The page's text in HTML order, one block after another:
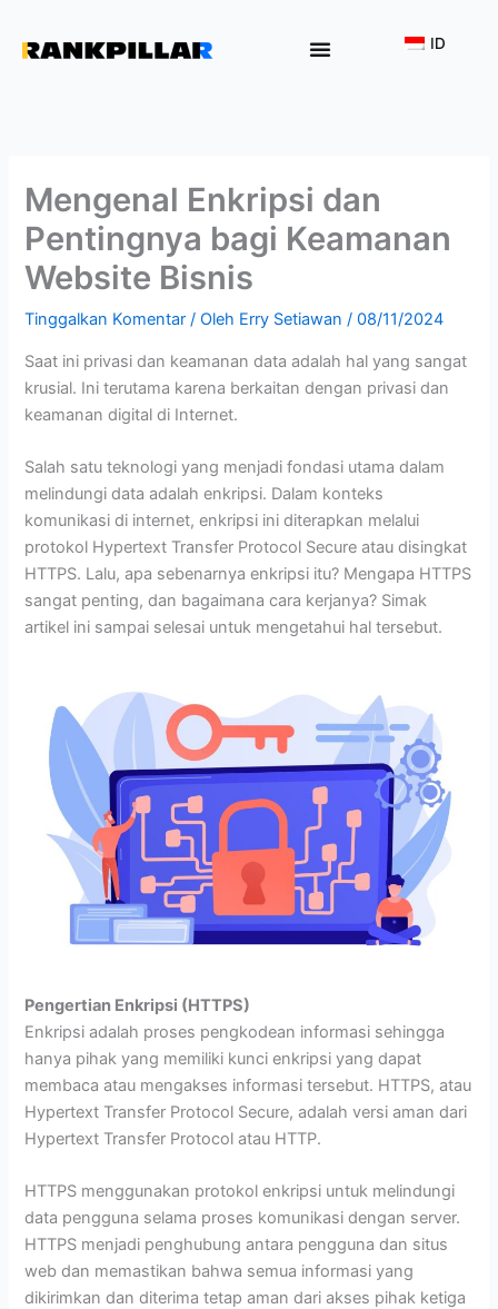
konten
ID
Mengenal Enkripsi dan
Pentingnya bagi Keamanan
Website Bisnis
Tinggalkan Komentar / Oleh Erry Setiawan/08/11/2024
Saat ini privasi dan keamanan data adalah hal yang sangat
krusial. Ini terutama karena berkaitan dengan privasi dan
keamanan digital di Internet.
Salah satu teknologi yang menjadi fondasi utama dalam
melindungi data adalah enkripsi. Dalam konteks
komunikasi di internet, enkripsi ini diterapkan melalui
protokol Hypertext Transfer Protocol Secure atau disingkat
HTTPS. Lalu, apa sebenarnya enkripsi itu? Mengapa HTTPS
sangat penting, dan bagaimana cara kerjanya? Simak
artikel ini sampai selesai untuk mengetahui hal tersebut.
Pengertian Enkripsi (HTTPS)
Enkripsi adalah proses pengkodean informasi sehingga
hanya pihak yang memiliki kunci enkripsi yang dapat
membaca atau mengakses informasi tersebut. HTTPS, atau
Hypertext Transfer Protocol Secure, adalah versi aman dari
Hypertext Transfer Protocol atau HTTP.
HTTPS menggunakan protokol enkripsi untuk melindungi
data pengguna selama proses komunikasi dengan server.
HTTPS menjadi penghubung antara pengguna dan situs
web dan memastikan bahwa semua informasi yang
dikirimkan dan diterima tetap aman dari akses pihak ketiga